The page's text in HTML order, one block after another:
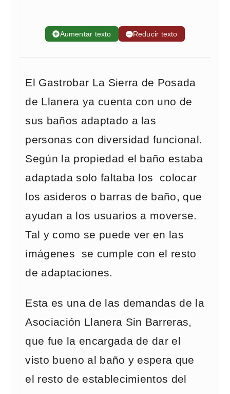
➕Aumentar texto ➖Reducir texto
El Gastrobar La Sierra de Posada
de Llanera ya cuenta con uno de
sus baños adaptado a las
personas con diversidad funcional.
Según la propiedad el baño estaba
adaptada solo faltaba los colocar
los asideros o barras de baño, que
ayudan a los usuarios a moverse.
Tal y como se puede ver en las
imágenes se cumple con el resto
de adaptaciones.
Esta es una de las demandas de la
Asociación Llanera Sin Barreras,
que fue la encargada de dar el
visto bueno al baño y espera que
el resto de establecimientos del